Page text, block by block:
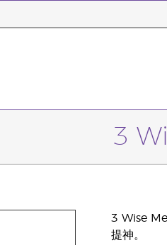
3
3 Wise
提神。